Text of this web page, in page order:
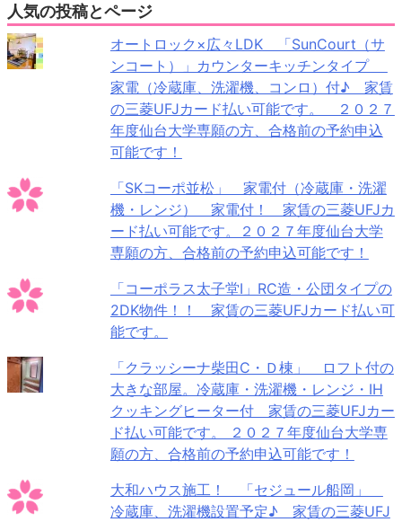
人気の投稿とページ
オートロック×広々LDK 「SunCourt（サ
ンコート）」カウンターキッチンタイプ
家電（冷蔵庫、洗濯機、コンロ）付♪ 家賃
の三菱UFJカード払い可能です。 ２０２７
年度仙台大学専願の方、合格前の予約申込
可能です！
「SKコーポ並松」 家電付（冷蔵庫・洗濯
機・レンジ） 家電付！ 家賃の三菱UFJカ
ード払い可能です。２０２７年度仙台大学
専願の方、合格前の予約申込可能です！
「コーポラス太子堂Ⅰ」RC造・公団タイプの
2DK物件！！ 家賃の三菱UFJカード払い可
能です。
「クラッシーナ柴田C・Ｄ棟」 ロフト付の
大きな部屋。冷蔵庫・洗濯機・レンジ・IH
クッキングヒーター付 家賃の三菱UFJカー
ド払い可能です。 ２０２７年度仙台大学専
願の方、合格前の予約申込可能です！
大和ハウス施工！ 「セジュール船岡」
冷蔵庫、洗濯機設置予定♪ 家賃の三菱UFJ